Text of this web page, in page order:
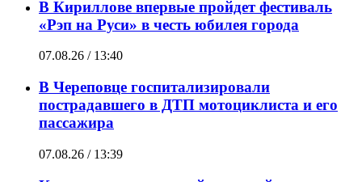
В Кириллове впервые пройдет фестиваль
«Рэп на Руси» в честь юбилея города
07.08.26 / 13:40
В Череповце госпитализировали
пострадавшего в ДТП мотоциклиста и его
пассажира
07.08.26 / 13:39